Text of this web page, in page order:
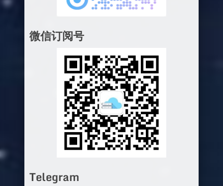
微信订阅号
Telegram